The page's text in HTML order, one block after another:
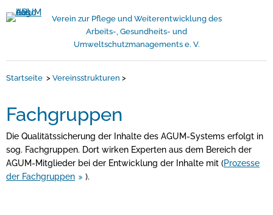
Verein zur Pflege und Weiterentwicklung des
Arbeits-, Gesundheits- und
Umweltschutzmanagements e. V.
Startseite > Vereinsstrukturen >
Fachgruppen
Die Qualitätssicherung der Inhalte des AGUM-Systems erfolgt in
sog. Fachgruppen. Dort wirken Experten aus dem Bereich der
AGUM-Mitglieder bei der Entwicklung der Inhalte mit (Prozesse
der Fachgruppen
).